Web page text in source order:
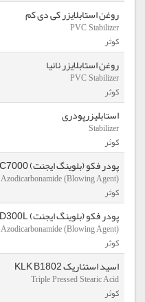
روغن استابلایزر کی دی کم
PVC Stabilizer
کوثر
روغن استابلایزر نانیا
PVC Stabilizer
کوثر
استابلیزرپودری
Stabilizer
کوثر
پودر فکو (بلوینگ ایجنت) AC7000
Azodicarbonamide (Blowing Agent)
کوثر
پودر فکو (بلوینگ ایجنت) D300L
Azodicarbonamide (Blowing Agent)
کوثر
اسید استئاریک KLK B1802
Triple Pressed Stearic Acid
کوثر